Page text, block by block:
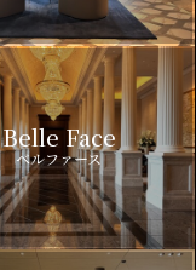
Belle Face
ベルファース